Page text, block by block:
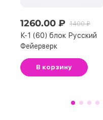
1260.00 ₽ 1400 ₽
К-1 (60) блок Русский
Фейерверк
В корзину